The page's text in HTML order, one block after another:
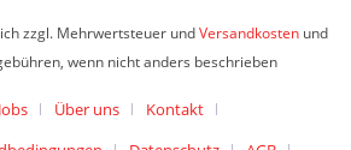
zzgl. Mehrwertsteuer undVersandkostenund
wenn nicht anders beschrieben
Jobs Über uns
Kontakt